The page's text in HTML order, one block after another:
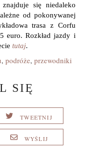
się niedaleko
od pokonywanej
trasa z Corfu
euro. Rozkład jazdy i
tutaj.
, podróże, przewodniki
SIĘ
TWEETNIJ
WYŚLIJ